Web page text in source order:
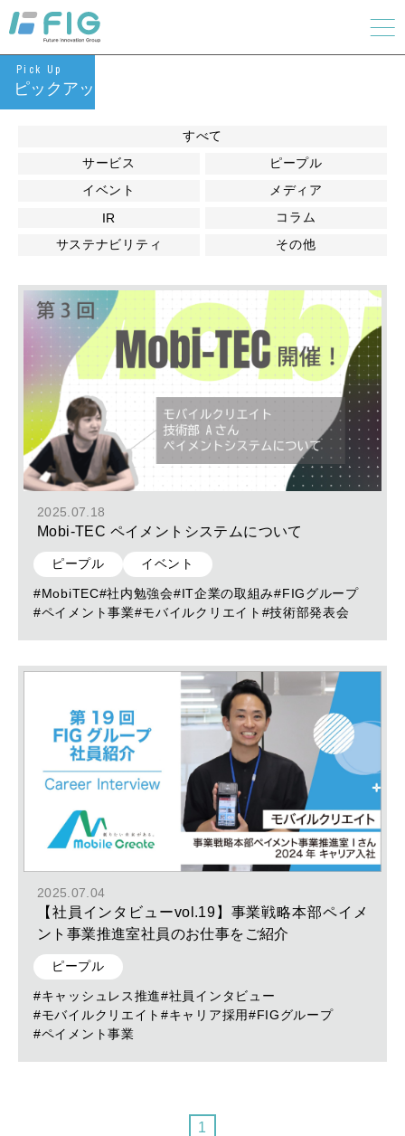
Pick Up
ピックアップ
すべて
サービス
ピープル
イベント
メディア
IR
コラム
サステナビリティ
その他
2025.07.18
Mobi-TEC ペイメントシステムについて
ピープル イベント
#MobiTEC#社内勉強会#IT企業の取組み#FIGグループ
#ペイメント事業#モバイルクリエイト #技術部発表会
2025.07.04
【社員インタビューvol.19】事業戦略本部ペイメ
ント事業推進室社員のお仕事をご紹介
ピープル
#キャッシュレス推進#社員インタビュー
#モバイルクリエイト #キャリア採用#FIGグループ
#ペイメント事業
1